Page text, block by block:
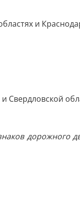
и
Свердловской
дорожного